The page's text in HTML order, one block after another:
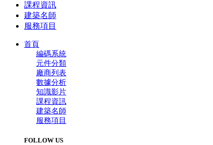
課程資訊
建築名師
服務項目
首頁
編碼系統
元件分類
廠商列表
數據分析
知識影片
課程資訊
建築名師
服務項目
FOLLOW US